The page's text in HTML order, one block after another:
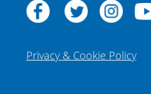
Privacy & Cookie Policy